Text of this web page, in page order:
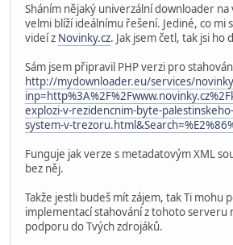
Sháním nějaký univerzální downloader na
velmi blíží ideálnímu řešení. Jediné, co mi
videí z Novinky.cz. Jak jsem četl, tak jsi ho
Sám jsem připravil PHP verzi pro
http://mydownloader.eu/services/
explozi-v-rezidencnim-byte-
system-v-
Funguje jak verze s metadatovým XML
bez něj.
Takže jestli budeš mít zájem, tak Ti mohu
implementací stahování z tohoto
podporu do Tvých zdrojáků.